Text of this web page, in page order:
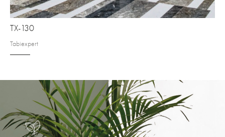
TX-130
Tabiexpert